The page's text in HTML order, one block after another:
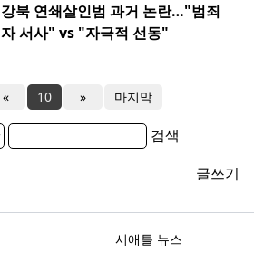
강북 연쇄살인범 과거 논란…"범죄
자 서사" vs "자극적 선동"
« 10 » 마지막
검색
글쓰기
시애틀 뉴스